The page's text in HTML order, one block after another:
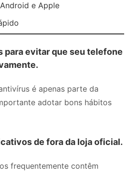
Android e Apple
para evitar que seu telefone
é apenas parte da
adotar bons hábitos
de fora da loja oficial.
frequentemente contêm